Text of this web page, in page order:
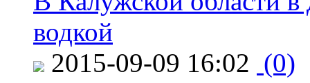
водкой
2015-09-09 16:02 (0)